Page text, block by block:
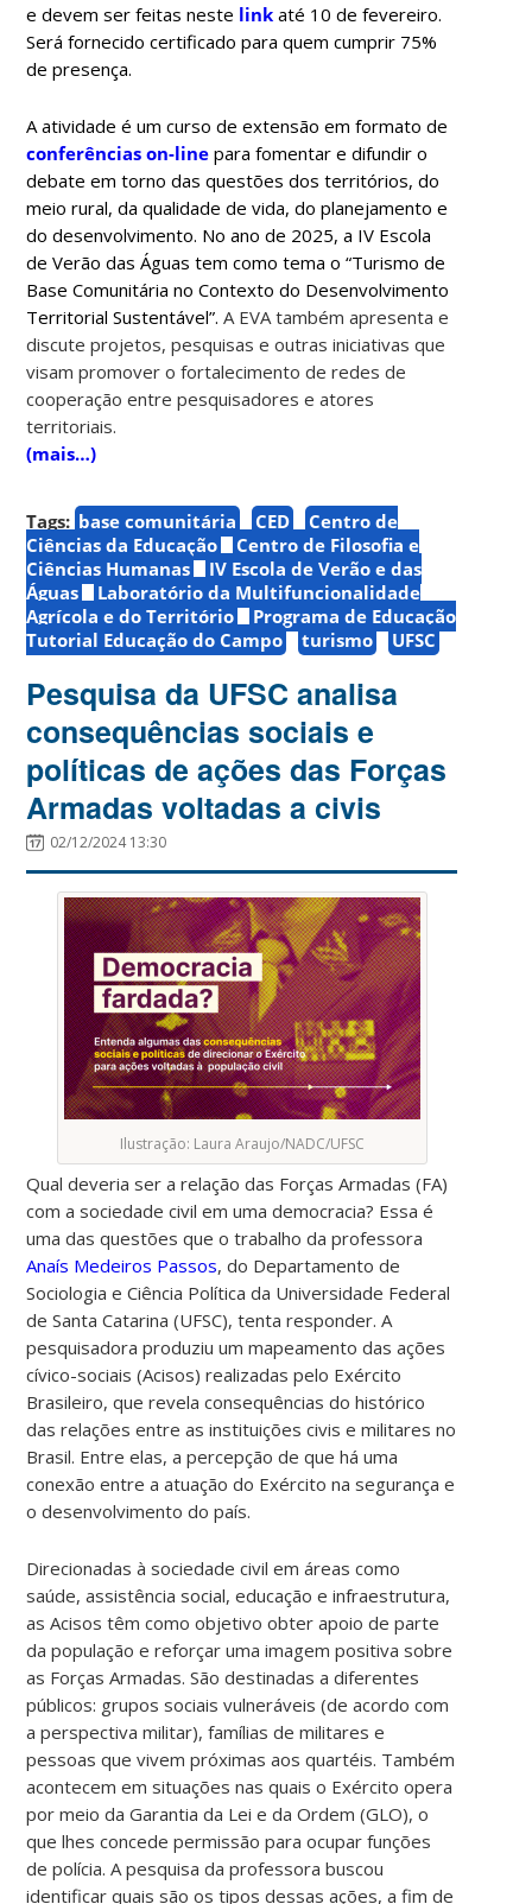
e devem ser feitas neste link até 10 de fevereiro.
Será fornecido certificado para quem cumprir 75%
de presença.
A atividade é um curso de extensão em formato de
conferências on-line para fomentar e difundir o
debate em torno das questões dos territórios, do
meio rural, da qualidade de vida, do planejamento e
do desenvolvimento. No ano de 2025, a IV Escola
de Verão das Águas tem como tema o “Turismo de
Base Comunitária no Contexto do Desenvolvimento
Territorial Sustentável”.A EVA também apresenta e
discute projetos, pesquisas e outras iniciativas que
visam promover o fortalecimento de redes de
cooperação entre pesquisadores e atores
territoriais.
(mais…)
Tags: base comunitária CED
Centro de
Ciências da Educação
Centro de Filosofia e
Ciências Humanas
IV Escola de Verão e das
Águas
Laboratório da Multifuncionalidade
Agrícola e do Território
Programa de Educação
Tutorial Educação do Campo
turismo UFSC
Pesquisa da UFSC analisa
consequências sociais e
políticas de ações das Forças
Armadas voltadas a civis
02/12/2024 13:30
Ilustração: Laura Araujo/NADC/UFSC
Qual deveria ser a relação das Forças Armadas (FA)
com a sociedade civil em uma democracia? Essa é
uma das questões que o trabalho da professora
Anaís Medeiros Passos, do Departamento de
Sociologia e Ciência Política da Universidade Federal
de Santa Catarina (UFSC), tenta responder. A
pesquisadora produziu um mapeamento das ações
cívico-sociais (Acisos) realizadas pelo Exército
Brasileiro, que revela consequências do histórico
das relações entre as instituições civis e militares no
Brasil. Entre elas, a percepção de que há uma
conexão entre a atuação do Exército na segurança e
o desenvolvimento do país.
Direcionadas à sociedade civil em áreas como
saúde, assistência social, educação e infraestrutura,
as Acisos têm como objetivo obter apoio de parte
da população e reforçar uma imagem positiva sobre
as Forças Armadas. São destinadas a diferentes
públicos: grupos sociais vulneráveis (de acordo com
a perspectiva militar), famílias de militares e
pessoas que vivem próximas aos quartéis. Também
acontecem em situações nas quais o Exército opera
por meio da Garantia da Lei e da Ordem (GLO), o
que lhes concede permissão para ocupar funções
de polícia. A pesquisa da professora buscou
identificar quais são os tipos dessas ações, a fim de